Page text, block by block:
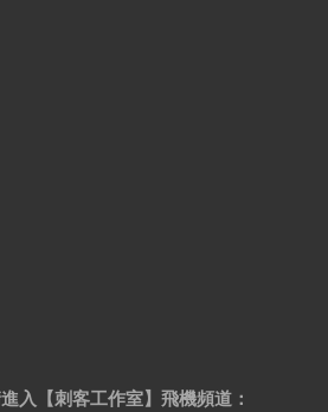
入【刺客工作室】 飛機頻道：